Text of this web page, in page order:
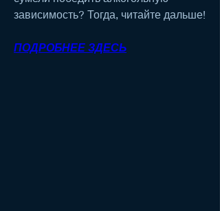
зависимость? Тогда, читайте дальше!
ПОДРОБНЕЕ ЗДЕСЬ